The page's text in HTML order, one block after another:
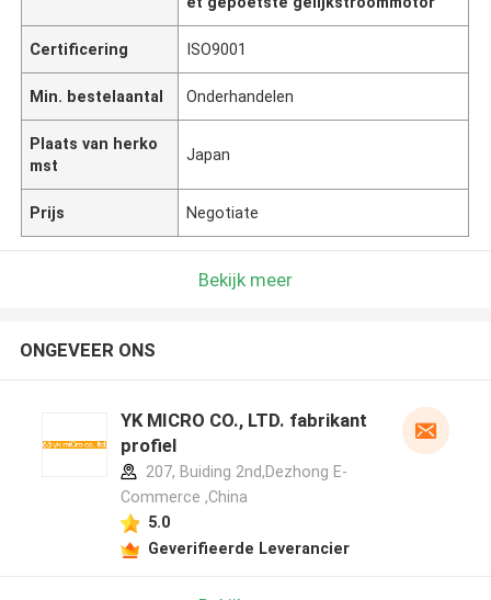
Certificering ISO9001
Min. bestelaantal Onderhandelen
Plaats van herko
mst
Japan
Prijs Negotiate
Bekijk meer
ONGEVEER ONS
YK MICRO CO., LTD. fabrikant
profiel
207, Buiding 2nd,Dezhong E-
Commerce ,China
5.0
Geverifieerde Leverancier